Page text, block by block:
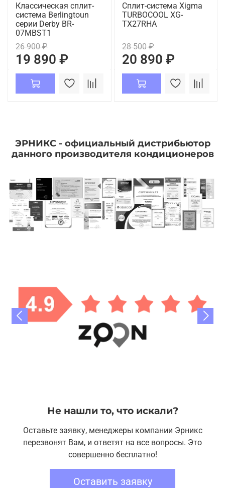
Классическая сплит-
система Berlingtoun
серии Derby BR-
07MBST1
26 900 ₽
19 890 ₽
Сплит-система Xigma
TURBOCOOL XG-
TX27RHA
28 500 ₽
20 890 ₽
ЭРНИКС - официальный дистрибьютор
данного производителя кондиционеров
Не нашли то, что искали?
Оставьте заявку, менеджеры компании Эрникс
перезвонят Вам, и ответят на все вопросы. Это
совершенно бесплатно!
Оставить заявку